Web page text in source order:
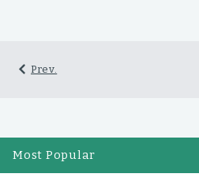
Prev.
Most Popular